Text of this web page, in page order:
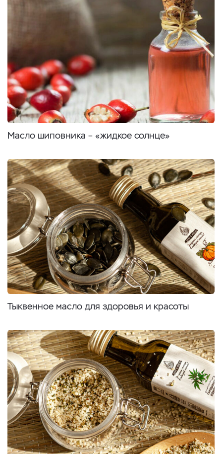
Масло шиповника – «жидкое солнце»
Тыквенное масло для здоровья и красоты